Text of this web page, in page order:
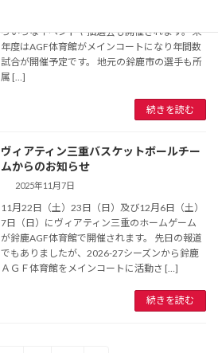
ろいろなイベントや抽選会も開催されます。 来
年度はAGF体育館がメインコートになり年間数
試合が開催予定です。 地元の鈴鹿市の選手も所
属 […]
続きを読む
ヴィアティン三重バスケットボールチー
ムからのお知らせ
2025年11月7日
11月22日（土）23日（日）及び12月6日（土）
7日（日）にヴィアティン三重のホームゲーム
が鈴鹿AGF体育館で開催されます。 先日の報道
でもありましたが、2026-27シーズンから鈴鹿
ＡＧＦ体育館をメインコートに活動さ […]
続きを読む